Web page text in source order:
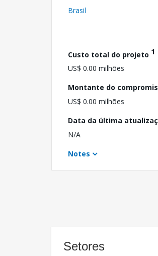
Brasil
Custo total do projeto 1
US$ 0.00 milhões
Montante do
US$ 0.00 milhões
Data da última
N/A
Notes
Setores